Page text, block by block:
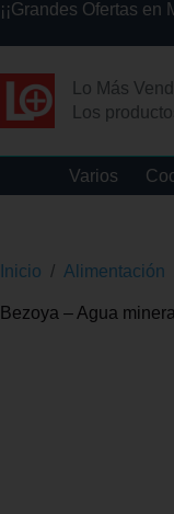
¡¡Grandes Ofertas en
Lo Más
Los
Varios
Inicio / Alimentación
Bezoya – Agua